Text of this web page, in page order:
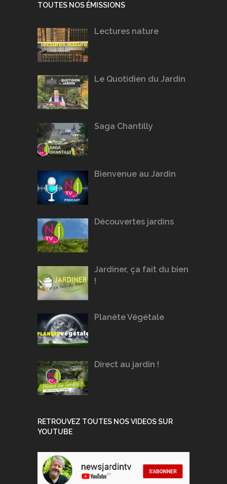
TOUTES NOS ÉMISSIONS
Lectures nature
Le Quotidien du Jardin
Saga Chantilly
Bienvenue au Jardin
Découvertes jardins
Jardiner, ça fait du bien
!
Planète Végétale
Direct au jardin !
RETROUVEZ TOUTES NOS VIDEOS SUR
YOUTUBE